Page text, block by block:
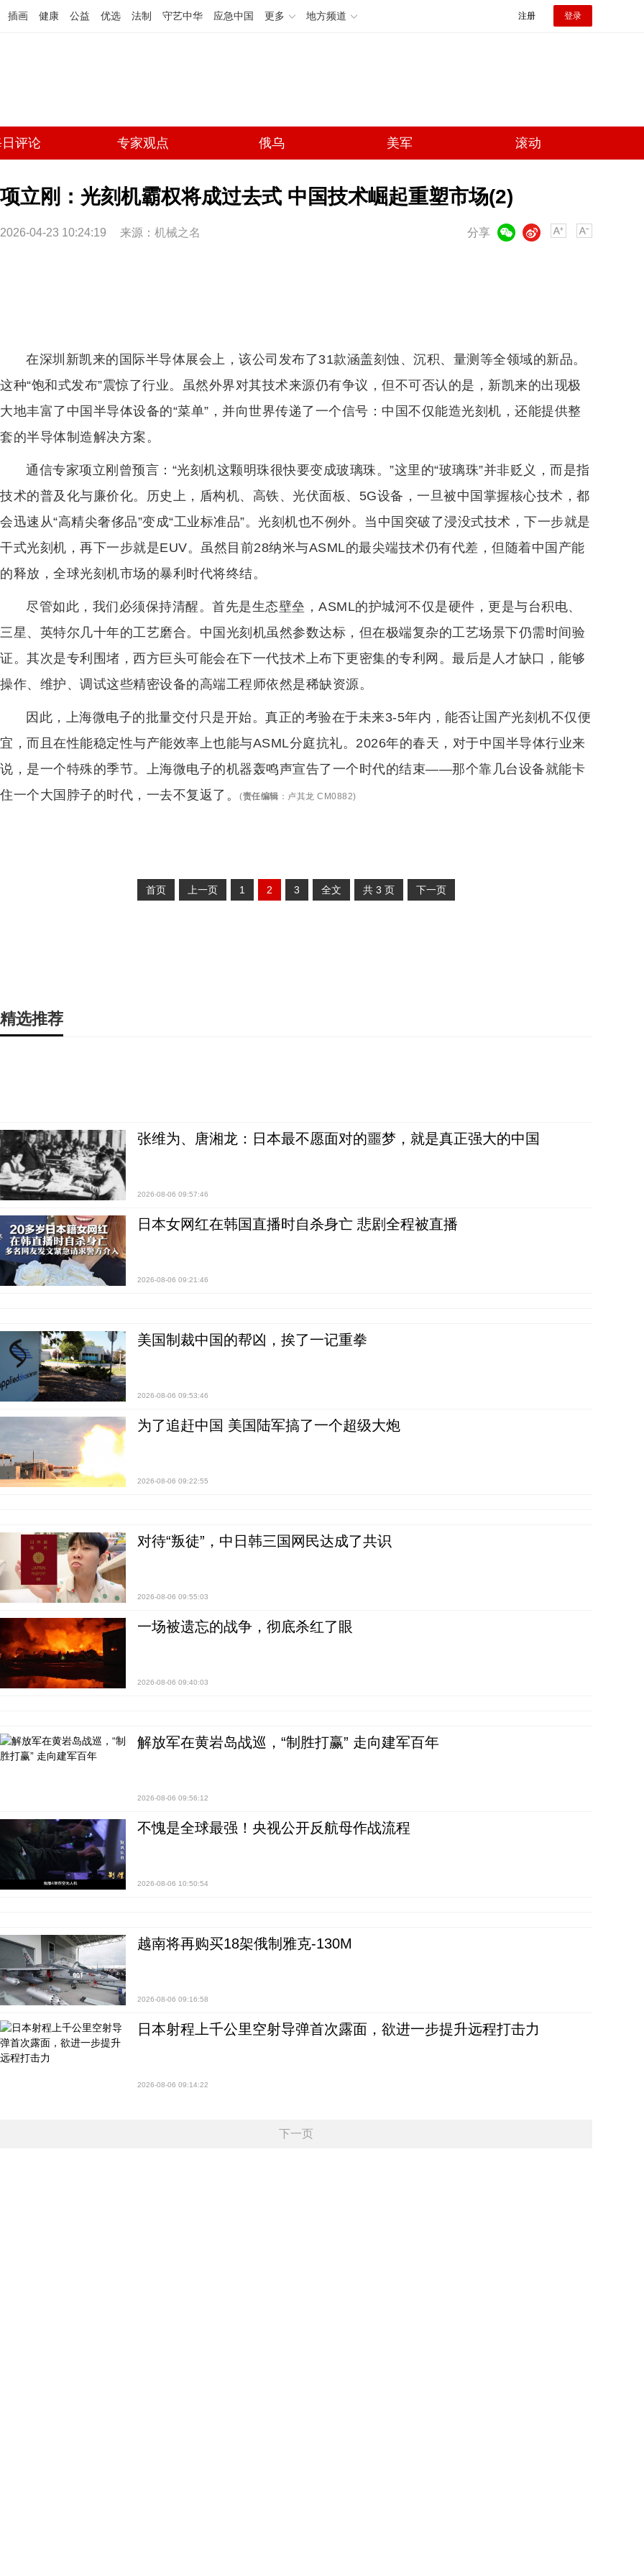
插画 健康 公益 优选 法制 守艺中华 应急中国 更多 地方频道 注册 登录
评论 专家观点 俄乌 美军 滚动
项立刚：光刻机霸权将成过去式 中国技术崛起重塑市场(2)
2026-04-23 10:24:19 来源： 机械之名 分享
微博
在深圳新凯来的国际半导体展会上，该公司发布了31款涵盖刻蚀、沉积、量测等全领域的新品。
这种“饱和式发布”震惊了行业。虽然外界对其技术来源仍有争议，但不可否认的是，新凯来的出现极
大地丰富了中国半导体设备的“菜单”，并向世界传递了一个信号：中国不仅能造光刻机，还能提供整
套的半导体制造解决方案。
通信专家项立刚曾预言：“光刻机这颗明珠很快要变成玻璃珠。”这里的“玻璃珠”并非贬义，而是指
技术的普及化与廉价化。历史上，盾构机、高铁、光伏面板、5G设备，一旦被中国掌握核心技术，都
会迅速从“高精尖奢侈品”变成“工业标准品”。光刻机也不例外。当中国突破了浸没式技术，下一步就是
干式光刻机，再下一步就是EUV。虽然目前28纳米与ASML的最尖端技术仍有代差，但随着中国产能
的释放，全球光刻机市场的暴利时代将终结。
尽管如此，我们必须保持清醒。首先是生态壁垒，ASML的护城河不仅是硬件，更是与台积电、
三星、英特尔几十年的工艺磨合。中国光刻机虽然参数达标，但在极端复杂的工艺场景下仍需时间验
证。其次是专利围堵，西方巨头可能会在下一代技术上布下更密集的专利网。最后是人才缺口，能够
操作、维护、调试这些精密设备的高端工程师依然是稀缺资源。
因此，上海微电子的批量交付只是开始。真正的考验在于未来3-5年内，能否让国产光刻机不仅便
宜，而且在性能稳定性与产能效率上也能与ASML分庭抗礼。2026年的春天，对于中国半导体行业来
说，是一个特殊的季节。上海微电子的机器轰鸣声宣告了一个时代的结束——那个靠几台设备就能卡
住一个大国脖子的时代，一去不复返了。
(责任编辑 ： 卢其龙 CM0882)
首页 上一页 1 2 3 全文 共 3 页 下一页
精选推荐
张维为、唐湘龙：日本最不愿面对的噩梦，就是真正强大的中国
2026-08-06 09:57:46
日本女网红在韩国直播时自杀身亡 悲剧全程被直播
2026-08-06 09:21:46
美国制裁中国的帮凶，挨了一记重拳
2026-08-06 09:53:46
为了追赶中国 美国陆军搞了一个超级大炮
2026-08-06 09:22:55
对待“叛徒”，中日韩三国网民达成了共识
2026-08-06 09:55:03
一场被遗忘的战争，彻底杀红了眼
2026-08-06 09:40:03
解放军在黄岩岛战巡，“制胜打赢” 走向建军百年
2026-08-06 09:56:12
不愧是全球最强！央视公开反航母作战流程
2026-08-06 10:50:54
越南将再购买18架俄制雅克-130M
2026-08-06 09:16:58
日本射程上千公里空射导弹首次露面，欲进一步提升远程打击力
2026-08-06 09:14:22
下一页